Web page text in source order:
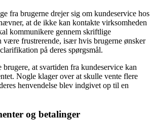
fra brugerne drejer sig om kundeservice hos
at de ikke kan kontakte virksomheden
kommunikere gennem skriftlige
være frustrerende, især hvis brugerne ønsker
på deres spørgsmål.
at svartiden fra kundeservice kan
Nogle klager over at skulle vente flere
henvendelse blev indgivet op til en
og betalinger